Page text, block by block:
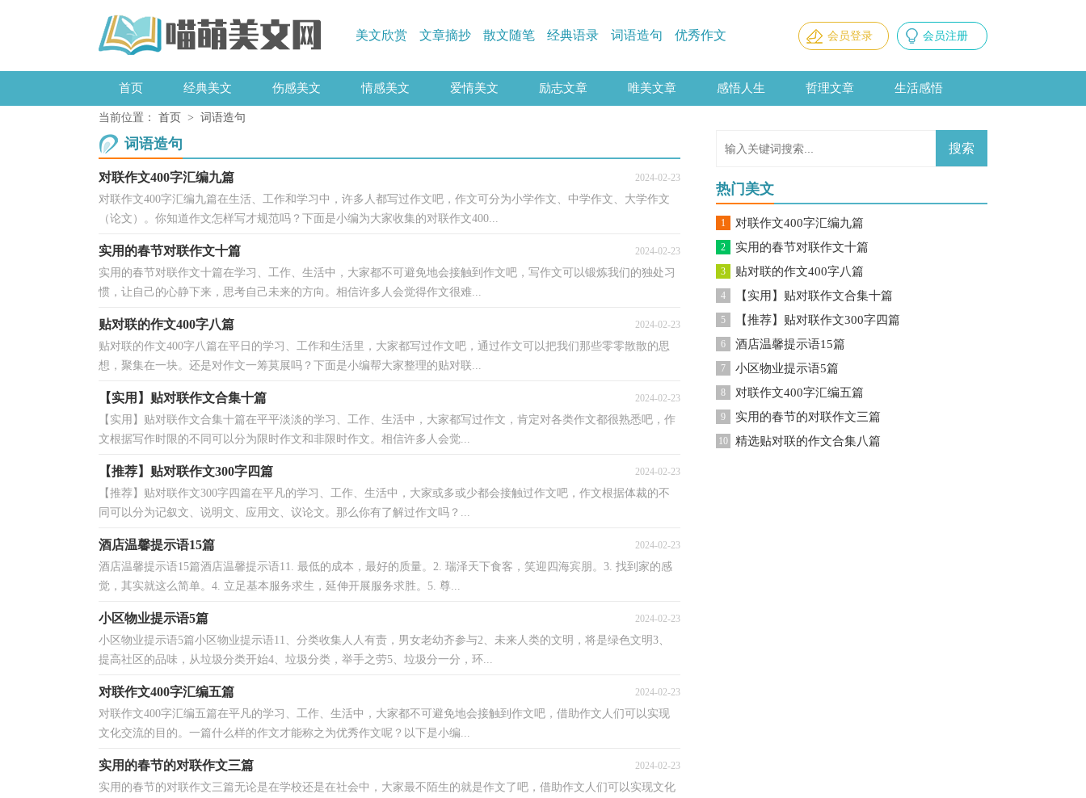
美文欣赏 文章摘抄 散文随笔 经典语录 词语造句 优秀作文
范文写作
会员登录 会员注册
首页 经典美文 伤感美文 情感美文 爱情美文 励志文章 唯美文章 感悟人生 哲理文章 生活感悟
当前位置： 首页 > 词语造句
词语造句
对联作文400字汇编九篇 2024-02-23
对联作文400字汇编九篇在生活、工作和学习中，许多人都写过作文吧，作文可分为小学作文、中学作文、大学作文
（论文）。你知道作文怎样写才规范吗？下面是小编为大家收集的对联作文400...
实用的春节对联作文十篇 2024-02-23
实用的春节对联作文十篇在学习、工作、生活中，大家都不可避免地会接触到作文吧，写作文可以锻炼我们的独处习
惯，让自己的心静下来，思考自己未来的方向。相信许多人会觉得作文很难...
贴对联的作文400字八篇 2024-02-23
贴对联的作文400字八篇在平日的学习、工作和生活里，大家都写过作文吧，通过作文可以把我们那些零零散散的思
想，聚集在一块。还是对作文一筹莫展吗？下面是小编帮大家整理的贴对联...
【实用】贴对联作文合集十篇 2024-02-23
【实用】贴对联作文合集十篇在平平淡淡的学习、工作、生活中，大家都写过作文，肯定对各类作文都很熟悉吧，作
文根据写作时限的不同可以分为限时作文和非限时作文。相信许多人会觉...
【推荐】贴对联作文300字四篇 2024-02-23
【推荐】贴对联作文300字四篇在平凡的学习、工作、生活中，大家或多或少都会接触过作文吧，作文根据体裁的不
同可以分为记叙文、说明文、应用文、议论文。那么你有了解过作文吗？...
酒店温馨提示语15篇 2024-02-23
酒店温馨提示语15篇酒店温馨提示语11. 最低的成本，最好的质量。2. 瑞泽天下食客，笑迎四海宾朋。3. 找到家的感
觉，其实就这么简单。4. 立足基本服务求生，延伸开展服务求胜。5. 尊...
小区物业提示语5篇 2024-02-23
小区物业提示语5篇小区物业提示语11、分类收集人人有责，男女老幼齐参与2、未来人类的文明，将是绿色文明3、
提高社区的品味，从垃圾分类开始4、垃圾分类，举手之劳5、垃圾分一分，环...
对联作文400字汇编五篇 2024-02-23
对联作文400字汇编五篇在平凡的学习、工作、生活中，大家都不可避免地会接触到作文吧，借助作文人们可以实现
文化交流的目的。一篇什么样的作文才能称之为优秀作文呢？以下是小编...
实用的春节的对联作文三篇 2024-02-23
实用的春节的对联作文三篇无论是在学校还是在社会中，大家最不陌生的就是作文了吧，借助作文人们可以实现文化
热门美文
1 对联作文400字汇编九篇
2 实用的春节对联作文十篇
3 贴对联的作文400字八篇
4 【实用】贴对联作文合集十篇
5 【推荐】贴对联作文300字四篇
6 酒店温馨提示语15篇
7 小区物业提示语5篇
8 对联作文400字汇编五篇
9 实用的春节的对联作文三篇
10 精选贴对联的作文合集八篇